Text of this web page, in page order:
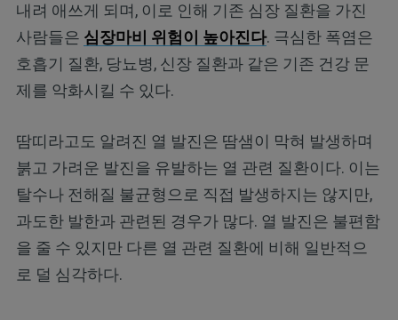
내려 애쓰게 되며, 이로 인해 기존 심장 질환을 가진
사람들은 심장마비 위험이 높아진다. 극심한 폭염은
호흡기 질환, 당뇨병, 신장 질환과 같은 기존 건강 문
제를 악화시킬 수 있다.
땀띠라고도 알려진 열 발진은 땀샘이 막혀 발생하며
붉고 가려운 발진을 유발하는 열 관련 질환이다. 이는
탈수나 전해질 불균형으로 직접 발생하지는 않지만,
과도한 발한과 관련된 경우가 많다. 열 발진은 불편함
을 줄 수 있지만 다른 열 관련 질환에 비해 일반적으
로 덜 심각하다.